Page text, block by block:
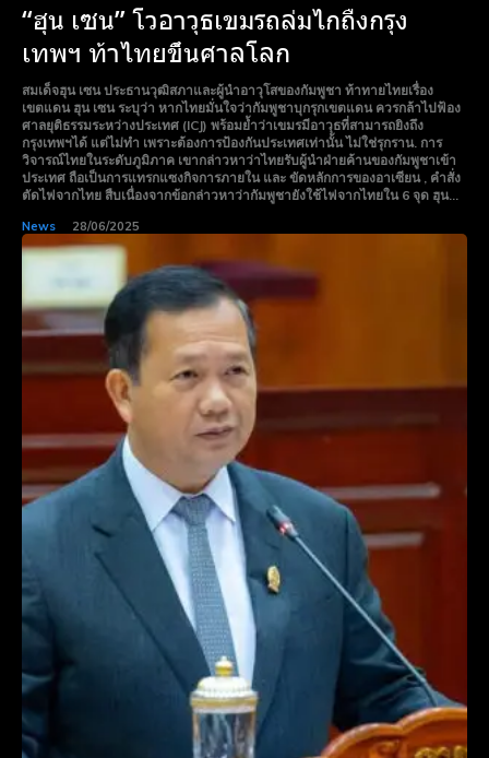
“ฮุน เซน” โวอาวุธเขมรถล่มไกถืงกรุง
เทพฯ ท้าไทยขึ้นศาลโลก
สมเด็จฮุน เซน ประธานวุฒิสภาและผู้นำอาวุโสของกัมพูชา ท้าทายไทยเรื่อง
เขตแดน ฮุน เซน ระบุว่า หากไทยมั่นใจว่ากัมพูชาบุกรุกเขตแดน ควรกล้าไปฟ้อง
ศาลยุติธรรมระหว่างประเทศ (ICJ) พร้อมย้ำว่าเขมรมีอาวุธที่สามารถยิงถึง
กรุงเทพฯได้ แต่ไม่ทำ เพราะต้องการป้องกันประเทศเท่านั้น ไม่ใช่รุกราน. การ
วิจารณ์ไทยในระดับภูมิภาค เขากล่าวหาว่าไทยรับผู้นำฝ่ายค้านของกัมพูชาเข้า
ประเทศ ถือเป็นการแทรกแซงกิจการภายใน และ ขัดหลักการของอาเซียน , คำสั่ง
ตัดไฟจากไทย สืบเนื่องจากข้อกล่าวหาว่ากัมพูชายังใช้ไฟจากไทยใน 6 จุด ฮุน...
News 28/06/2025